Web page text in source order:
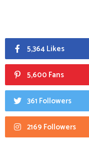
5,364 Likes
5,600 Fans
361 Followers
2169 Followers